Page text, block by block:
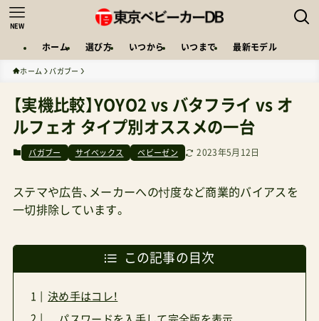
NEW
ホーム 選び方 いつから いつまで 最新モデル
ホーム バガブー
【実機比較】YOYO2 vs バタフライ vs オ
ルフェオ タイプ別オススメの一台
バガブー サイベックス ベビーゼン 2023年5月12日
ステマや広告、メーカーへの忖度など商業的バイアスを
一切排除しています。
この記事の目次
決め手はコレ！